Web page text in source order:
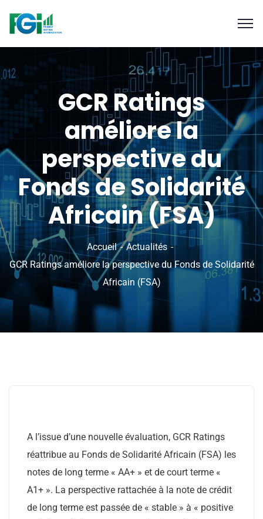
GCR Ratings
améliore la
perspective du
Fonds de Solidarité
Africain (FSA)
Accueil
Actualités
GCR Ratings améliore la perspective du Fonds de Solidarité
Africain (FSA)
A l’issue d’une nouvelle évaluation, GCR Ratings
réattribue au Fonds de Solidarité Africain (FSA) les
notes de long terme « AA+ » et de court terme «
A1+ ». La perspective rattachée à la note de crédit
de long terme est passée de « stable » à « positive